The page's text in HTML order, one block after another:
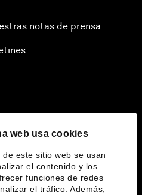
web usa cookies
de este sitio web se usan
el contenido y los
funciones de redes
el tráfico. Además,
notas de prensa